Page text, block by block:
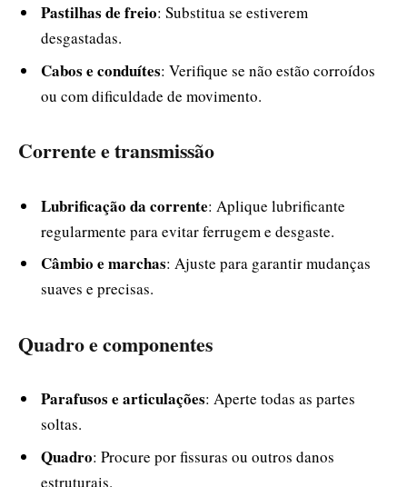
Pastilhas de freio: Substitua se estiverem
desgastadas.
Cabos e conduítes: Verifique se não estão corroídos
ou com dificuldade de movimento.
Corrente e transmissão
Lubrificação da corrente: Aplique lubrificante
regularmente para evitar ferrugem e desgaste.
Câmbio e marchas: Ajuste para garantir mudanças
suaves e precisas.
Quadro e componentes
Parafusos e articulações: Aperte todas as partes
soltas.
Quadro: Procure por fissuras ou outros danos
estruturais.